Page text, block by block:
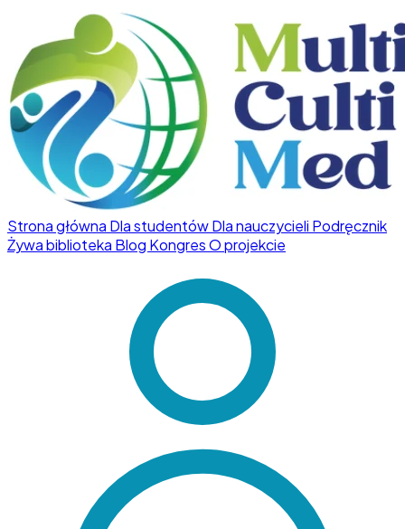
Strona główna Dla studentówDla nauczycieli Podręcznik
Żywa biblioteka Blog KongresO projekcie